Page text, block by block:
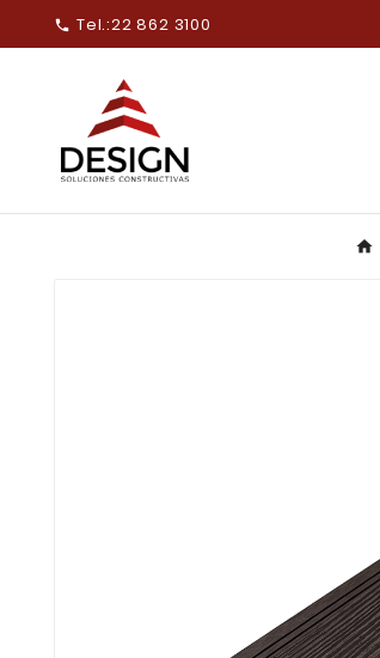
 Tel.:22 862 3100